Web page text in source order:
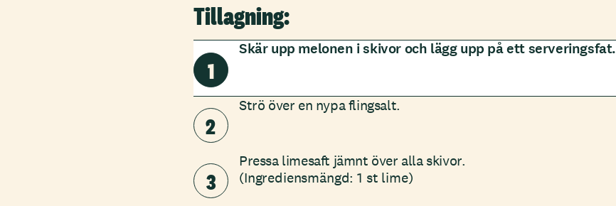
Tillagning:
1
Skär upp melonen i skivor och lägg upp på ett serveringsfat.
2
Strö över en nypa flingsalt.
3
Pressa limesaft jämnt över alla skivor.
(Ingrediensmängd: 1 st lime)